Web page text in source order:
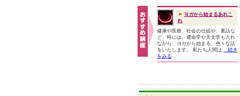
ヨガから始まるあれこ
れ
健康や医療、社会の仕組や、裏話な
ど、時には、運命学や天文学も入れ
ながら、ヨガから始まる、色々な話
をいたします。 私たち人間は
...続き
をみる